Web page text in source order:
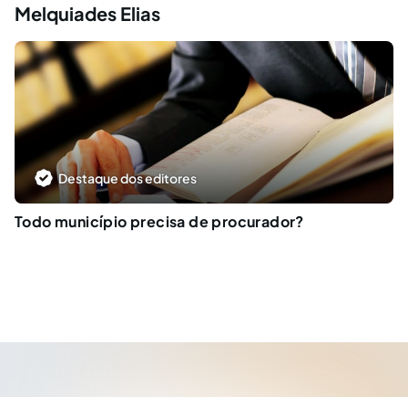
Melquiades Elias
Destaque dos editores
Todo município precisa de procurador?